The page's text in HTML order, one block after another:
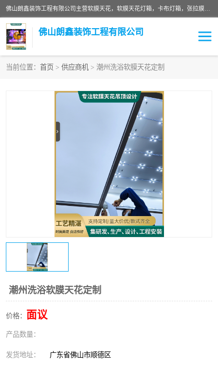
佛山朗鑫装饰工程有限公司主营软膜天花，软膜天花灯箱，卡布灯箱，张拉膜等产品，价格实惠，支持定制；公司专业装饰铺面，家居，会展特装，软膜等工程，技能精良人员，安装快、价格合理，质量保证、热诚与各方有识人士合作，欢迎新老客户来电咨询。
佛山朗鑫装饰工程有限公司
当前位置： 首页 > 供应商机 > 潮州洗浴软膜天花定制
潮州洗浴软膜天花定制
价格： 面议
产品数量：
发货地址： 广东省佛山市顺德区
软膜吊顶